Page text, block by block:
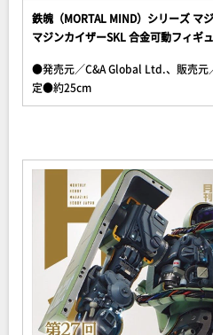
鉄魄（MORTAL MIND）シリーズ マ
マジンカイザーSKL 合金可動フィギ
●発売元／C&A Global Ltd.、販売元
定●約25cm